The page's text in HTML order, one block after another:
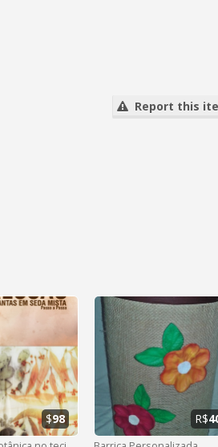
Report this
$98 R$